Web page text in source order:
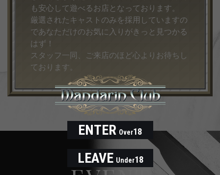
も安心して遊べるお店となっております。
厳選されたキャストのみを採用していますの
であなただけのお気に入りがきっと見つかる
はず！
スタッフ一同、ご来店のほど心よりお待ちし
ております。
ENTER Over18
LEAVE Under18